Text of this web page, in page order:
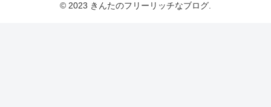
© 2023 きんたのフリーリッチなブログ.